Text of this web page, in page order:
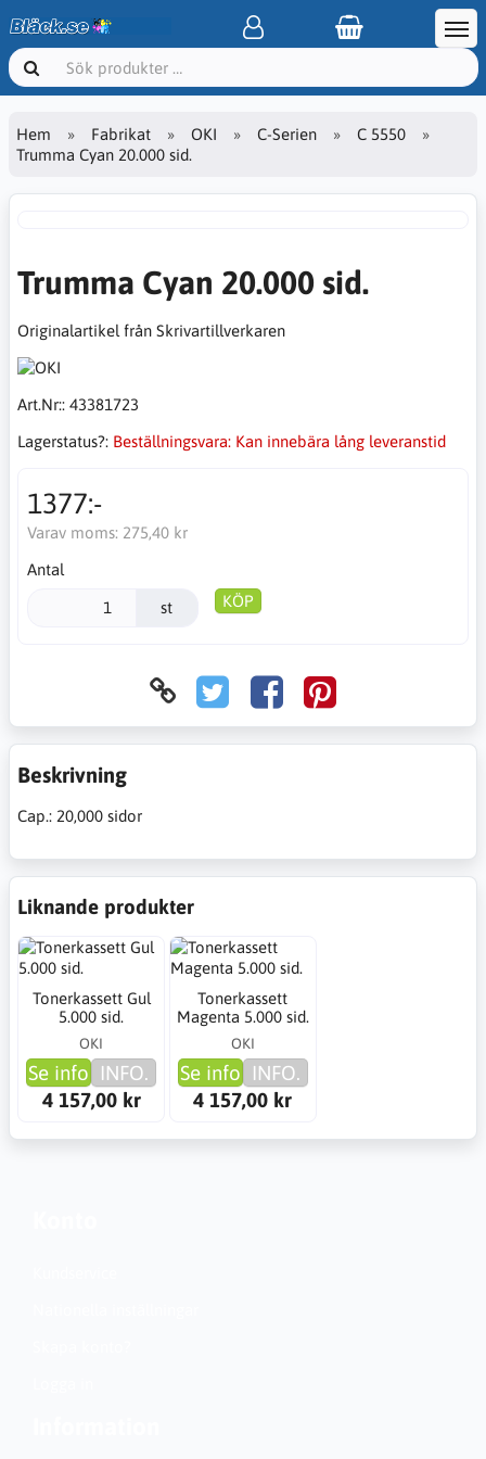
Hem Fabrikat OKI C-Serien
C 5550
Trumma Cyan 20.000 sid.
Trumma Cyan 20.000 sid.
Originalartikel från Skrivartillverkaren
Art.Nr:: 43381723
Lagerstatus?: Beställningsvara: Kan innebära lång leveranstid
1377:-
Varav moms: 275,40 kr
Antal
st KÖP
Beskrivning
Cap.: 20,000 sidor
Liknande produkter
Tonerkassett Gul
5.000 sid.
OKI
Se info INFO.
4 157,00 kr
Tonerkassett
Magenta 5.000 sid.
OKI
Se info INFO.
4 157,00 kr